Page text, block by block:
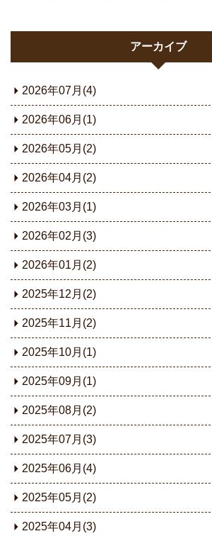
アーカイブ
2026年07月(4)
2026年06月(1)
2026年05月(2)
2026年04月(2)
2026年03月(1)
2026年02月(3)
2026年01月(2)
2025年12月(2)
2025年11月(2)
2025年10月(1)
2025年09月(1)
2025年08月(2)
2025年07月(3)
2025年06月(4)
2025年05月(2)
2025年04月(3)